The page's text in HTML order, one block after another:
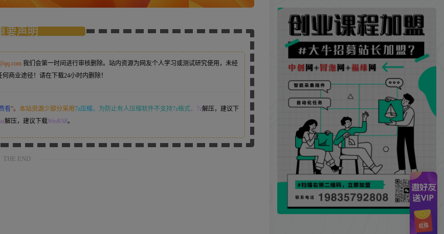
要声明
我们会第一时间进行审核删除。站内资源为网友个人学习或测试研究使用，未经
商业途径！请在下载24小时内删除！
看”。 本站资源少部分采用7z压缩， 为防止有人压缩软件不支持7z格式，7z解压，建议下
解压，建议下载WinRAR。
THE END